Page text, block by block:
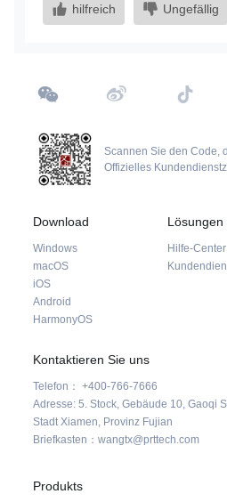
hilfreich Ungefällig
Scannen Sie den Code,
Offizielles
Download
Windows
macOS
iOS
Android
HarmonyOS
Lösungen
Hilfe-Center
Kontaktieren Sie uns
Telefon： +400-766-7666
Adresse: 5. Stock, Gebäude 10, Gaoqi
Stadt Xiamen, Provinz Fujian
Briefkasten：wangtx@prttech.com
Produkts